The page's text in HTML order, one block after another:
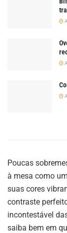
Poucas
à mesa como
suas cores
contraste
incontestável
saiba bem em